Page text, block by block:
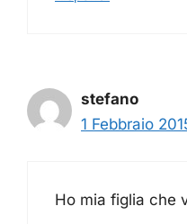
stefano
1 Febbraio
Ho mia figlia che